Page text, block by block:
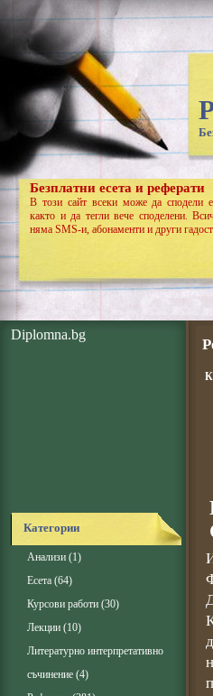
Безплатни есета и реферати
В този сайт всеки може да сподели
както и да тегли вече споделени.
няма SMS-и, абонаменти и други
Diplomna.bg
Категории
Анализи (1)
Есета (64)
Курсови работи (30)
Лекции (10)
Литературно интерпретативно
съчинение (4)